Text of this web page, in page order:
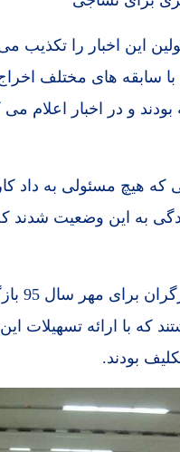
با سابقه های مختلف
و در اخبار اعلام
که هیچ مسئولی به داد
به این وضعیت شدند که
در
که با ارائه
بودند.